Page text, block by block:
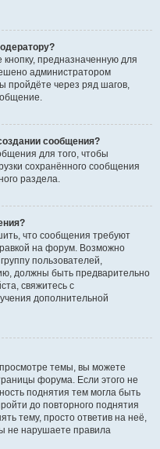
предназначенную для
администратором
пройдёте через ряд шагов,
сообщения?
для того, чтобы
сохранённого сообщения
раздела.
что сообщения требуют
на форум. Возможно
пользователей,
должны быть предварительно
свяжитесь с
дополнительной
темы, вы можете
форума. Если этого не
поднятия тем могла быть
до повторного поднятия
тему, просто ответив на неё,
не нарушаете правила